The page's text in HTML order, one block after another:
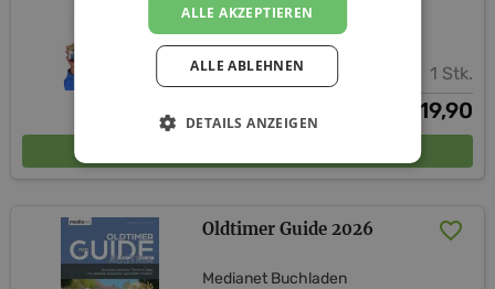
und die Öffentlichkeit.
Sämtliche Informationen dazu gibt es auch online unter
Erschienen am 27. Februar 2026
Medianet Buchladen
1 Stk.
19,90
Oldtimer Guide 2026
Medianet Buchladen
ALLE AKZEPTIEREN
ALLE ABLEHNEN
DETAILS ANZEIGEN